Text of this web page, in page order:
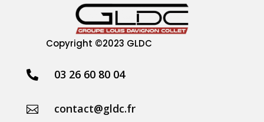
Copyright ©2023 GLDC
 03 26 60 80 04
 contact@gldc.fr